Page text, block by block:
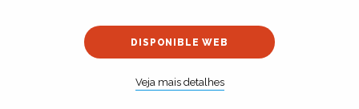
DISPONIBLE WEB
Veja mais detalhes